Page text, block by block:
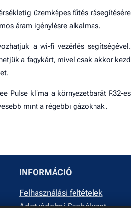
üzemképes fűtés rásegítésére
áram igénylésre alkalmas.
a wi-fi vezérlés segítségével.
a fagykárt, mivel csak akkor kezd
Pulse klíma a környezetbarát R32-es
mint a régebbi gázoknak.
INFORMÁCIÓ
Felhasználási feltételek
Adatvédelmi Szabályzat